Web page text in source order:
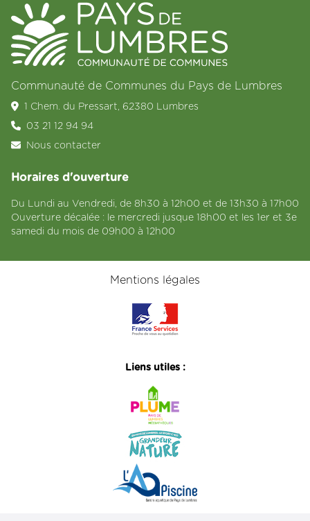
Communauté de Communes du Pays de Lumbres
1 Chem. du Pressart, 62380 Lumbres
03 21 12 94 94
Nous contacter
Horaires d'ouverture
Du Lundi au Vendredi, de 8h30 à 12h00 et de 13h30 à 17h00
Ouverture décalée : le mercredi jusque 18h00 et les 1er et 3e
samedi du mois de 09h00 à 12h00
Mentions légales
Liens utiles :